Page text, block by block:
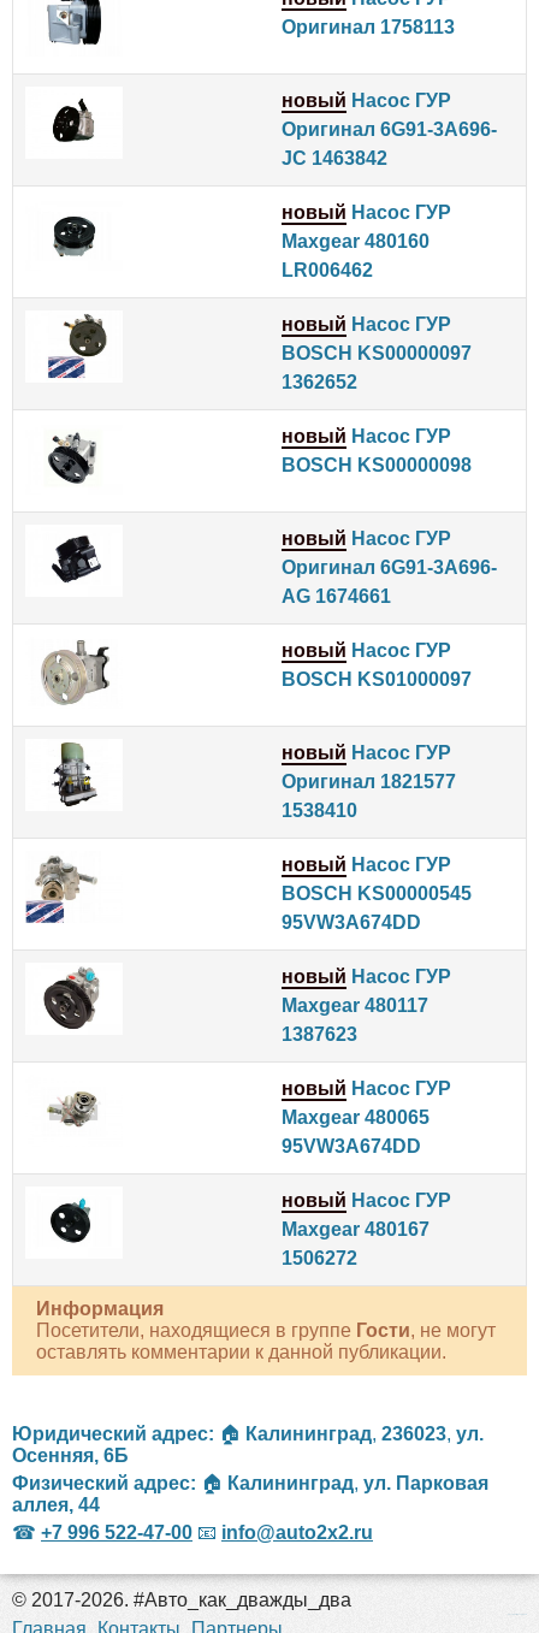
Оригинал 1758113
новый Насос ГУР
Оригинал 6G91-3A696-
JC 1463842
новый Насос ГУР
Maxgear 480160
LR006462
новый Насос ГУР
BOSCH KS00000097
1362652
новый Насос ГУР
BOSCH KS00000098
новый Насос ГУР
Оригинал 6G91-3A696-
AG 1674661
новый Насос ГУР
BOSCH KS01000097
новый Насос ГУР
Оригинал 1821577
1538410
новый Насос ГУР
BOSCH KS00000545
95VW3A674DD
новый Насос ГУР
Maxgear 480117
1387623
новый Насос ГУР
Maxgear 480065
95VW3A674DD
новый Насос ГУР
Maxgear 480167
1506272
Информация
Посетители, находящиеся в группе Гости, не могут
оставлять комментарии к данной публикации.
Юридический адрес: 🏠 Калининград, 236023, ул.
Осенняя, 6Б
Физический адрес: 🏠 Калининград, ул. Парковая
аллея, 44
☎ +7 996 522-47-00 📧 info@auto2x2.ru
© 2017-2026. #Авто_как_дважды_два
Главная
Контакты Партнеры